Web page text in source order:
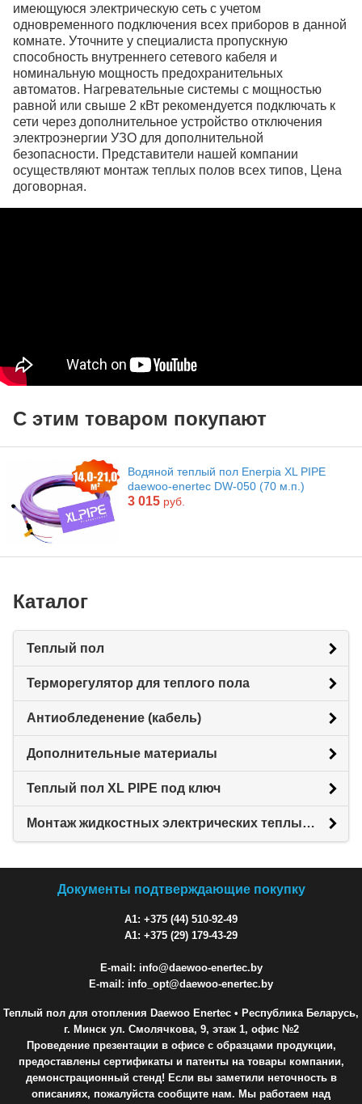
имеющуюся электрическую сеть с учетом
одновременного подключения всех приборов в данной
комнате. Уточните у специалиста пропускную
способность внутреннего сетевого кабеля и
номинальную мощность предохранительных
автоматов. Нагревательные системы с мощностью
равной или свыше 2 кВт рекомендуется подключать к
сети через дополнительное устройство отключения
электроэнергии УЗО для дополнительной
безопасности. Представители нашей компании
осуществляют монтаж теплых полов всех типов, Цена
договорная.
С этим товаром покупают
Водяной теплый пол Enerpia XL PIPE
daewoo-enertec DW-050 (70 м.п.)
3 015 руб.
Каталог
Теплый пол
Терморегулятор для теплого пола
Антиобледенение (кабель)
Дополнительные материалы
Теплый пол XL PIPE под ключ
Монтаж жидкостных электрических теплых полов XL PIPE
Документы подтверждающие покупку
A1: +375 (44) 510-92-49
A1: +375 (29) 179-43-29
E-mail: info@daewoo-enertec.by
E-mail: info_opt@daewoo-enertec.by
Теплый пол для отопления Daewoo Enertec • Республика Беларусь,
г. Минск ул. Смолячкова, 9, этаж 1, офис №2
Проведение презентации в офисе с образцами продукции,
предоставлены сертификаты и патенты на товары компании,
демонстрационный стенд! Если вы заметили неточность в
описаниях, пожалуйста сообщите нам. Мы работаем над